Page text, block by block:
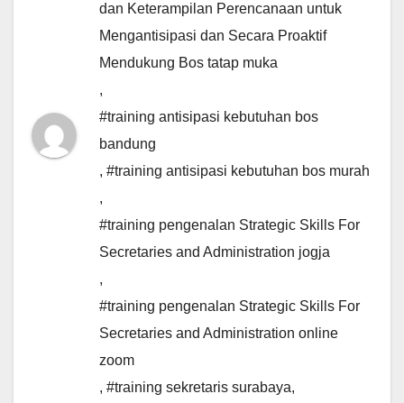
dan Keterampilan Perencanaan untuk
Mengantisipasi dan Secara Proaktif
Mendukung Bos tatap muka
,
#training antisipasi kebutuhan bos
bandung
, #training antisipasi kebutuhan bos murah
,
#training pengenalan Strategic Skills For
Secretaries and Administration jogja
,
#training pengenalan Strategic Skills For
Secretaries and Administration online
zoom
, #training sekretaris surabaya,